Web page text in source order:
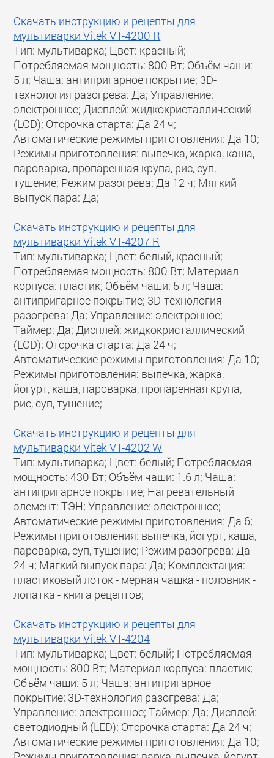
Скачать инструкцию и рецепты для
мультиварки Vitek VT-4200 R
Тип: мультиварка; Цвет: красный;
Потребляемая мощность: 800 Вт; Объём чаши:
5 л; Чаша: антипригарное покрытие; 3D-
технология разогрева: Да; Управление:
электронное; Дисплей: жидкокристаллический
(LCD); Отсрочка старта: Да 24 ч;
Автоматические режимы приготовления: Да 10;
Режимы приготовления: выпечка, жарка, каша,
пароварка, пропаренная крупа, рис, суп,
тушение; Режим разогрева: Да 12 ч; Мягкий
выпуск пара: Да;
Скачать инструкцию и рецепты для
мультиварки Vitek VT-4207 R
Тип: мультиварка; Цвет: белый, красный;
Потребляемая мощность: 800 Вт; Материал
корпуса: пластик; Объём чаши: 5 л; Чаша:
антипригарное покрытие; 3D-технология
разогрева: Да; Управление: электронное;
Таймер: Да; Дисплей: жидкокристаллический
(LCD); Отсрочка старта: Да 24 ч;
Автоматические режимы приготовления: Да 10;
Режимы приготовления: выпечка, жарка,
йогурт, каша, пароварка, пропаренная крупа,
рис, суп, тушение;
Скачать инструкцию и рецепты для
мультиварки Vitek VT-4202 W
Тип: мультиварка; Цвет: белый; Потребляемая
мощность: 430 Вт; Объём чаши: 1.6 л; Чаша:
антипригарное покрытие; Нагревательный
элемент: ТЭН; Управление: электронное;
Автоматические режимы приготовления: Да 6;
Режимы приготовления: выпечка, йогурт, каша,
пароварка, суп, тушение; Режим разогрева: Да
24 ч; Мягкий выпуск пара: Да; Комплектация: -
пластиковый лоток - мерная чашка - половник -
лопатка - книга рецептов;
Скачать инструкцию и рецепты для
мультиварки Vitek VT-4204
Тип: мультиварка; Цвет: белый; Потребляемая
мощность: 800 Вт; Материал корпуса: пластик;
Объём чаши: 5 л; Чаша: антипригарное
покрытие; 3D-технология разогрева: Да;
Управление: электронное; Таймер: Да; Дисплей:
светодиодный (LED); Отсрочка старта: Да 24 ч;
Автоматические режимы приготовления: Да 10;